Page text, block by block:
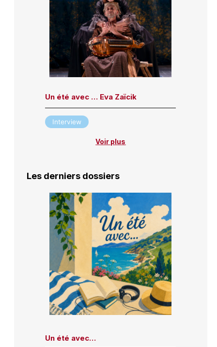
Un été avec … Eva Zaïcik
Interview
Voir plus
Les derniers dossiers
Un été avec…